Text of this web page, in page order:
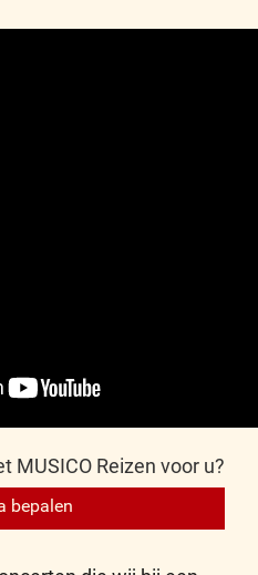
MUSICO Reizen voor u?
bepalen